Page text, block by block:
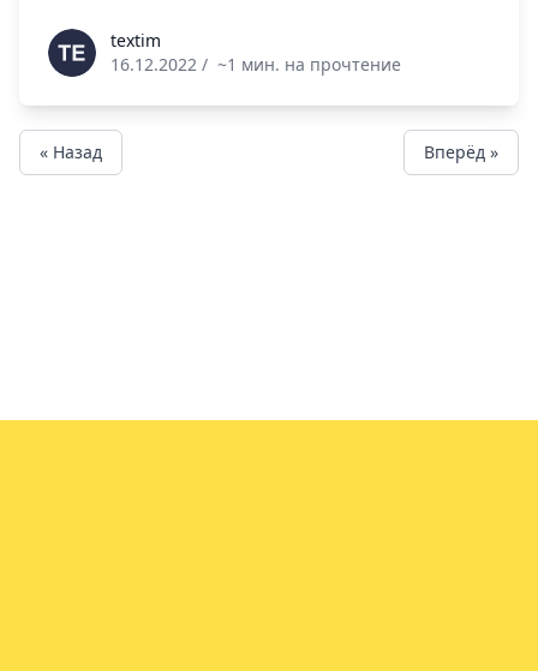
textim
textim
16.12.2022 / ~1 мин. на прочтение
« Назад Вперёд »